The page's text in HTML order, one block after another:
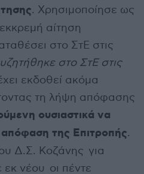
. Χρησιμοποίησε ως
αίτηση
στο ΣτΕ στις
στο ΣτΕ στις
εκδοθεί ακόμα
τη λήψη απόφασης
ουσιαστικά να
της Επιτροπής.
Δ.Σ. Κοζάνης για
νέου οι πέντε